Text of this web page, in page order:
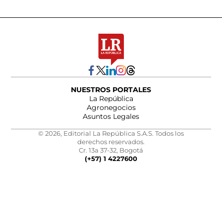
NUESTROS PORTALES
La República
Agronegocios
Asuntos Legales
© 2026, Editorial La República S.A.S. Todos los
derechos reservados.
Cr. 13a 37-32, Bogotá
(+57) 1 4227600